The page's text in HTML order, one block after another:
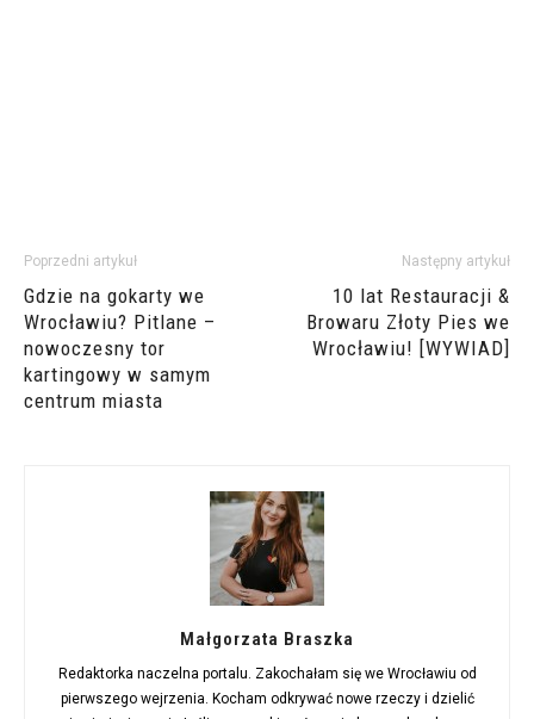
Poprzedni artykuł
Gdzie na gokarty we
Wrocławiu? Pitlane –
nowoczesny tor
kartingowy w samym
centrum miasta
Następny artykuł
10 lat Restauracji &
Browaru Złoty Pies we
Wrocławiu! [WYWIAD]
Małgorzata Braszka
Redaktorka naczelna portalu. Zakochałam się we Wrocławiu od
pierwszego wejrzenia. Kocham odkrywać nowe rzeczy i dzielić